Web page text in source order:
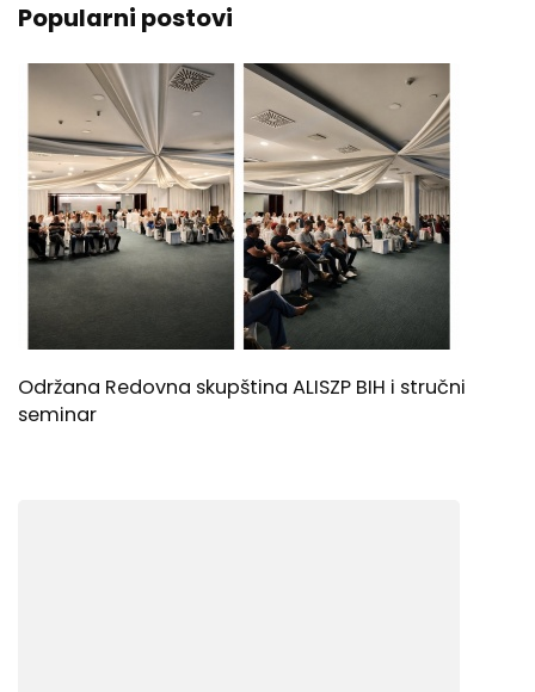
Popularni postovi
Održana Redovna skupština ALISZP BIH i stručni
seminar